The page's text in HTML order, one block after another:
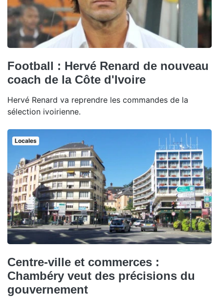
Football : Hervé Renard de nouveau
coach de la Côte d'Ivoire
Hervé Renard va reprendre les commandes de la
sélection ivoirienne.
Locales
Centre-ville et commerces :
Chambéry veut des précisions du
gouvernement